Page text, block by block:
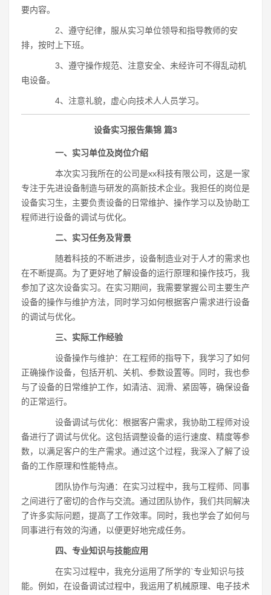
要内容。
2、遵守纪律，服从实习单位领导和指导教师的安
排，按时上下班。
3、遵守操作规范、注意安全、未经许可不得乱动机
电设备。
4、注意礼貌，虚心向技术人人员学习。
设备实习报告集锦 篇3
一、实习单位及岗位介绍
本次实习我所在的公司是xx科技有限公司，这是一家
专注于先进设备制造与研发的高新技术企业。我担任的岗位是
设备实习生，主要负责设备的日常维护、操作学习以及协助工
程师进行设备的调试与优化。
二、实习任务及背景
随着科技的不断进步，设备制造业对于人才的需求也
在不断提高。为了更好地了解设备的运行原理和操作技巧，我
参加了这次设备实习。在实习期间，我需要掌握公司主要生产
设备的操作与维护方法，同时学习如何根据客户需求进行设备
的调试与优化。
三、实际工作经验
设备操作与维护：在工程师的指导下，我学习了如何
正确操作设备，包括开机、关机、参数设置等。同时，我也参
与了设备的日常维护工作，如清洁、润滑、紧固等，确保设备
的正常运行。
设备调试与优化：根据客户需求，我协助工程师对设
备进行了调试与优化。这包括调整设备的运行速度、精度等参
数，以满足客户的生产需求。通过这个过程，我深入了解了设
备的工作原理和性能特点。
团队协作与沟通：在实习过程中，我与工程师、同事
之间进行了密切的合作与交流。通过团队协作，我们共同解决
了许多实际问题，提高了工作效率。同时，我也学会了如何与
同事进行有效的沟通，以便更好地完成任务。
四、专业知识与技能应用
在实习过程中，我充分运用了所学的`专业知识与技
能。例如，在设备调试过程中，我运用了机械原理、电子技术